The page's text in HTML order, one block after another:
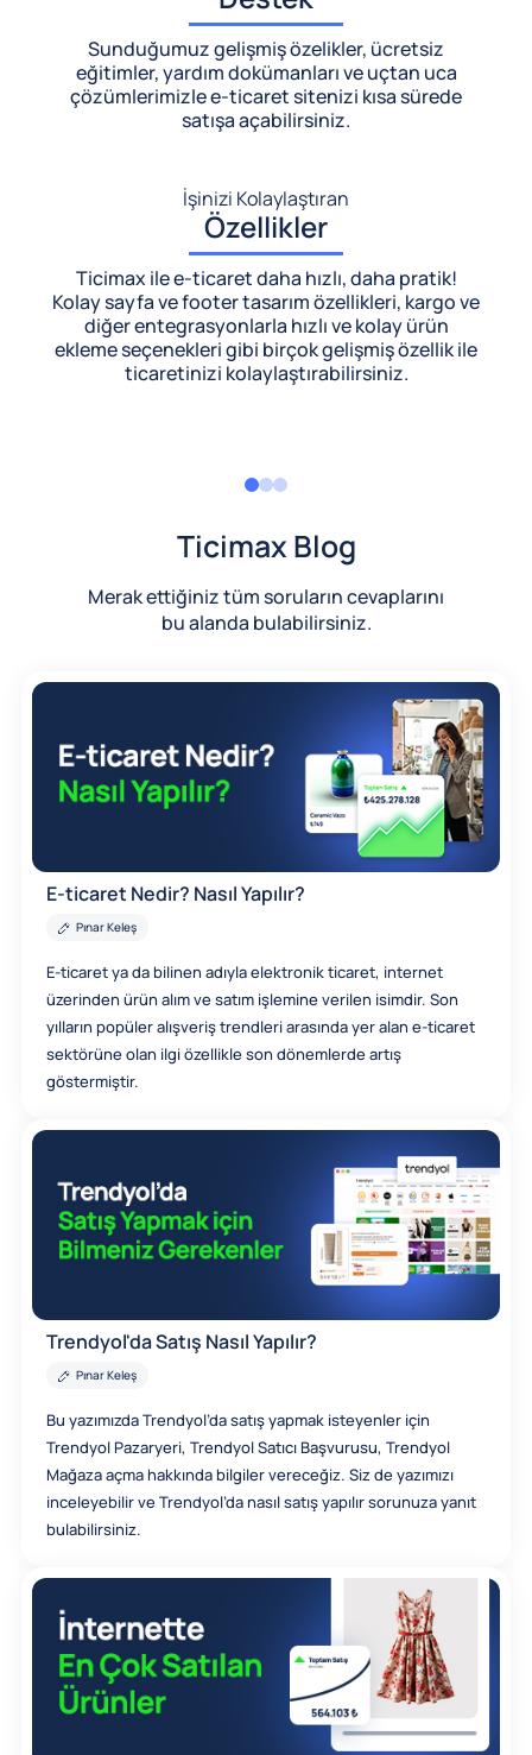
Sunduğumuz gelişmiş özelikler, ücretsiz
eğitimler, yardım dokümanları ve uçtan uca
çözümlerimizlee-ticaret sitenizi kısa sürede
satışa açabilirsiniz.
İşinizi Kolaylaştıran
Özellikler
Ticimax ile e-ticaret daha hızlı, daha pratik!
Kolay sayfa ve footer tasarım özellikleri, kargo ve
diğer entegrasyonlarla hızlı ve kolay ürün
ekleme seçenekleri gibi birçok gelişmiş özellik ile
ticaretinizi kolaylaştırabilirsiniz.
Ticimax Blog
Merak ettiğiniz tüm soruların cevaplarını
bu alanda bulabilirsiniz.
E-ticaret Nedir? Nasıl Yapılır?
Pınar Keleş
E-ticaret ya da bilinen adıyla elektronik ticaret, internet
üzerinden ürün alım ve satım işlemine verilen isimdir. Son
yılların popüler alışveriş trendleri arasında yer alan e-ticaret
sektörüne olan ilgi özellikle son dönemlerde artış
göstermiştir.
Trendyol'da Satış Nasıl Yapılır?
Pınar Keleş
Bu yazımızda Trendyol’da satış yapmak isteyenler için
Trendyol Pazaryeri, Trendyol Satıcı Başvurusu, Trendyol
Mağaza açma hakkında bilgiler vereceğiz. Siz de yazımızı
inceleyebilir ve Trendyol’da nasıl satış yapılır sorunuza yanıt
bulabilirsiniz.